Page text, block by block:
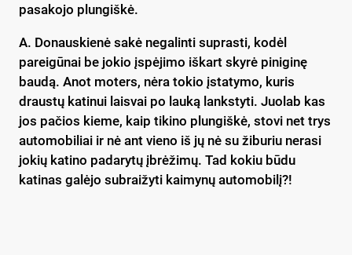
pasakojo plungiškė.
A. Donauskienė sakė negalinti suprasti, kodėl
pareigūnai be jokio įspėjimo iškart skyrė piniginę
baudą. Anot moters, nėra tokio įstatymo, kuris
draustų katinui laisvai po lauką lankstyti. Juolab kas
jos pačios kieme, kaip tikino plungiškė, stovi net trys
automobiliai ir nė ant vieno iš jų nė su žiburiu nerasi
jokių katino padarytų įbrėžimų. Tad kokiu būdu
katinas galėjo subraižyti kaimynų automobilį?!